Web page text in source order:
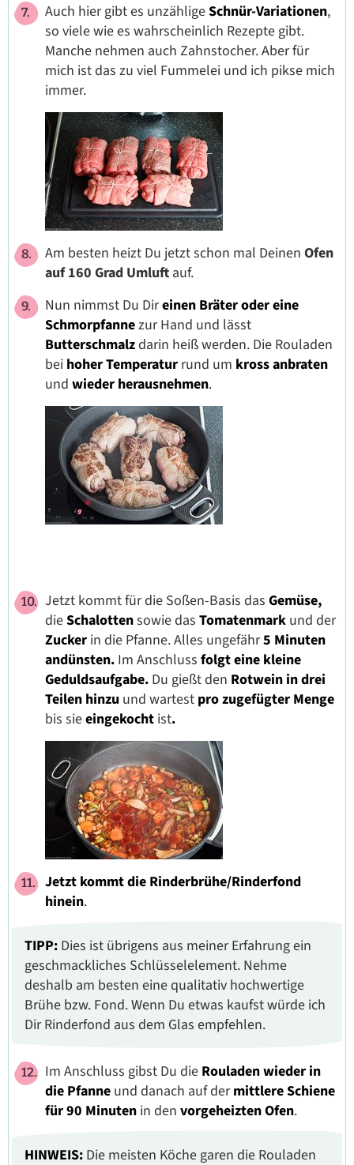
Auch hier gibt es unzähligeSchnür-Variationen,
so viele wie es wahrscheinlich Rezepte gibt.
Manche nehmen auch Zahnstocher. Aber für
mich ist das zu viel Fummelei und ich pikse mich
immer.
Am besten heizt Du jetzt schon mal Deinen Ofen
auf 160 Grad Umluft auf.
Nun nimmst Du Direinen Bräter oder eine
Schmorpfannezur Hand und lässt
Butterschmalzdarin heiß werden. Die Rouladen
bei hoher Temperatur rund um kross anbraten
und wieder herausnehmen.
Jetzt kommt für die Soßen-Basis das Gemüse,
dieSchalottensowie das Tomatenmark und der
Zucker in die Pfanne. Alles ungefähr5 Minuten
andünsten. Im Anschluss folgt eine kleine
Geduldsaufgabe. Du gießt den Rotwein in drei
Teilen hinzu und wartest pro zugefügter Menge
bis sieeingekocht ist.
Jetzt kommt die Rinderbrühe/Rinderfond
hinein.
TIPP: Dies ist übrigens aus meiner Erfahrung ein
geschmackliches Schlüsselelement. Nehme
deshalb am besten eine qualitativ hochwertige
Brühe bzw. Fond. Wenn Du etwas kaufst würde ich
Dir Rinderfond aus dem Glas empfehlen.
Im Anschluss gibst Du die Rouladen wieder in
die Pfanne und danach auf dermittlere Schiene
für 90 Minuten in den vorgeheizten Ofen.
HINWEIS: Die meisten Köche garen die Rouladen